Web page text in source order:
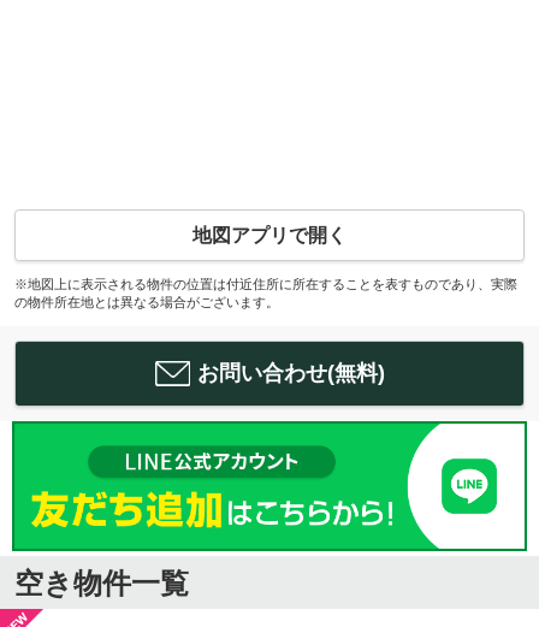
地図アプリで開く
※地図上に表示される物件の位置は付近住所に所在することを表すものであり、実際
の物件所在地とは異なる場合がございます。
お問い合わせ(無料)
空き物件一覧